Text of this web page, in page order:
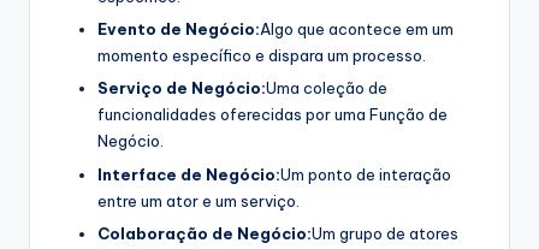
Evento de Negócio:Algo que acontece em um
momento específico e dispara um processo.
Serviço de Negócio:Uma coleção de
funcionalidades oferecidas por uma Função de
Negócio.
Interface de Negócio:Um ponto de interação
entre um ator e um serviço.
Colaboração de Negócio:Um grupo de atores